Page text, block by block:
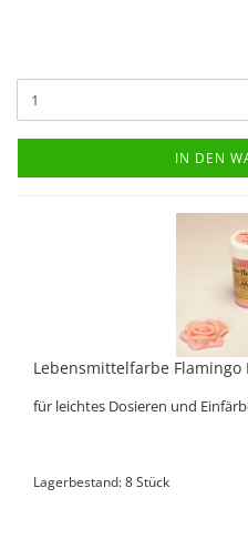
IN DEN
Lebensmittelfarbe Flamingo
für leichtes Dosieren und
Lagerbestand: 8 Stück